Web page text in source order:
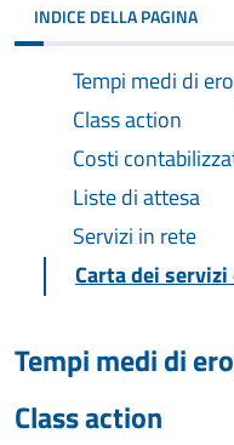
INDICE DELLA PAGINA
Tempi medi di
Class action
Costi
Liste di attesa
Servizi in rete
Carta dei
Tempi medi di
Class action